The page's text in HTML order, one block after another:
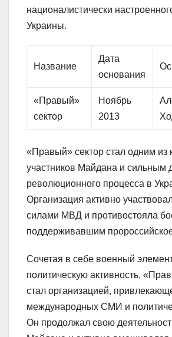
националистически
Украины.
Название
Дата
основания
«Правый»
сектор
Ноябрь
2013
«Правый» сектор стал одним из
участников Майдана и сильным
революционного процесса в
Организация активно
силами МВД и противостояла
поддерживавшим
Сочетая в себе военный
политическую активность,
стал организацией,
международных СМИ и
Он продолжал свою